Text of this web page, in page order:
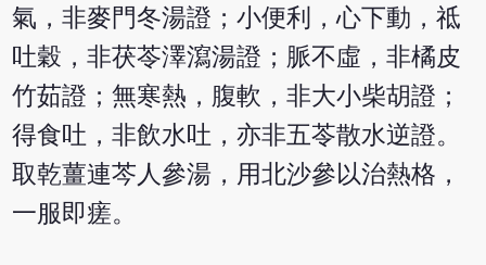
氣，非麥門冬湯證；小便利，心下動，祗
吐穀，非茯苓澤瀉湯證；脈不虛，非橘皮
竹茹證；無寒熱，腹軟，非大小柴胡證；
得食吐，非飲水吐，亦非五苓散水逆證。
取乾薑連芩人參湯，用北沙參以治熱格，
一服即瘥。